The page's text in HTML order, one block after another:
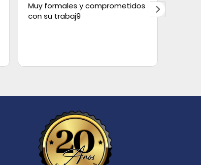
Muy formales y comprometidos
con su trabaj9
que